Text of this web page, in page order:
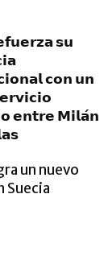
𝘀𝘂
𝗰𝗼𝗻 𝘂𝗻
𝗲𝗻𝘁𝗿𝗲 𝗠𝗶𝗹𝗮́𝗻
un nuevo
Suecia